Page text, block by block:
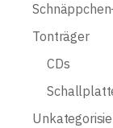
Tonträger
CDs